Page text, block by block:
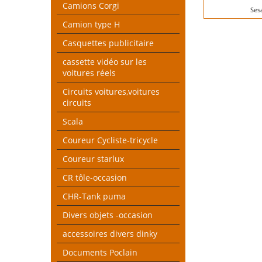
Camions Corgi
Camion type H
Casquettes publicitaire
cassette vidéo sur les
voitures réels
Circuits voitures,voitures
circuits
Scala
Coureur Cycliste-tricycle
Coureur starlux
CR tôle-occasion
CHR-Tank puma
Divers objets -occasion
accessoires divers dinky
Documents Poclain